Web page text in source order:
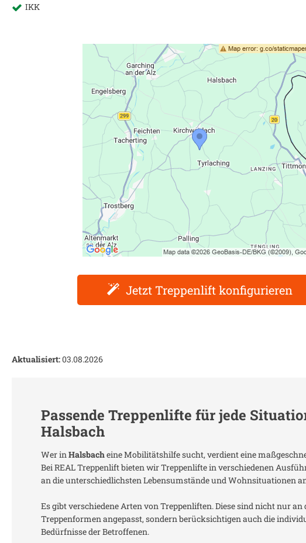
IKK
Jetzt Treppenlift konfigurieren
Aktualisiert:03.08.2026
Passende Treppenlifte für jede
Halsbach
Wer in Halsbacheine Mobilitätshilfe sucht, verdient eine
Bei REAL Treppenlift bieten wir Treppenlifte in verschiedenen
an die unterschiedlichsten Lebensumstände und Wohnsituationen
Es gibt verschiedene Arten von Treppenliften. Diese sind nicht nur an
Treppenformen angepasst, sondern berücksichtigen auch die
Bedürfnisse der Betroffenen.